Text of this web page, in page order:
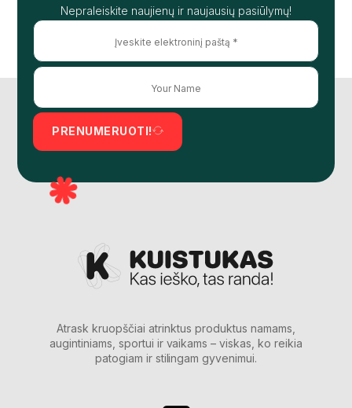
Nepraleiskite naujienų ir naujausių pasiūlymų!
PRENUMERUOTI!
Atrask kruopščiai atrinktus produktus namams,
augintiniams, sportui ir vaikams – viskas, ko reikia
patogiam ir stilingam gyvenimui.